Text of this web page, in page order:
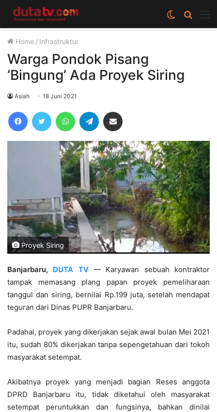
Cari
berita
Switch
skin
Home / Infrastruktur
Warga Pondok Pisang
‘Bingung’ Ada Proyek Siring
Asiah 18 Juni 2021
FacebookTwitter WhatsAppTelegram
Proyek Siring
Banjarbaru, DUTA TV— Karyawan sebuah kontraktor
tampak memasang plang papan proyek pemeliharaan
tanggul dan siring, bernilai Rp.199 juta, setelah mendapat
teguran dari Dinas PUPR Banjarbaru.
Padahal, proyek yang dikerjakan sejak awal bulan Mei 2021
itu, sudah 80% dikerjakan tanpa sepengetahuan dari tokoh
masyarakat setempat.
Akibatnya proyek yang menjadi bagian Reses anggota
DPRD Banjarbaru itu, tidak diketahui oleh masyarakat
setempat peruntukkan dan fungsinya, bahkan dinilai